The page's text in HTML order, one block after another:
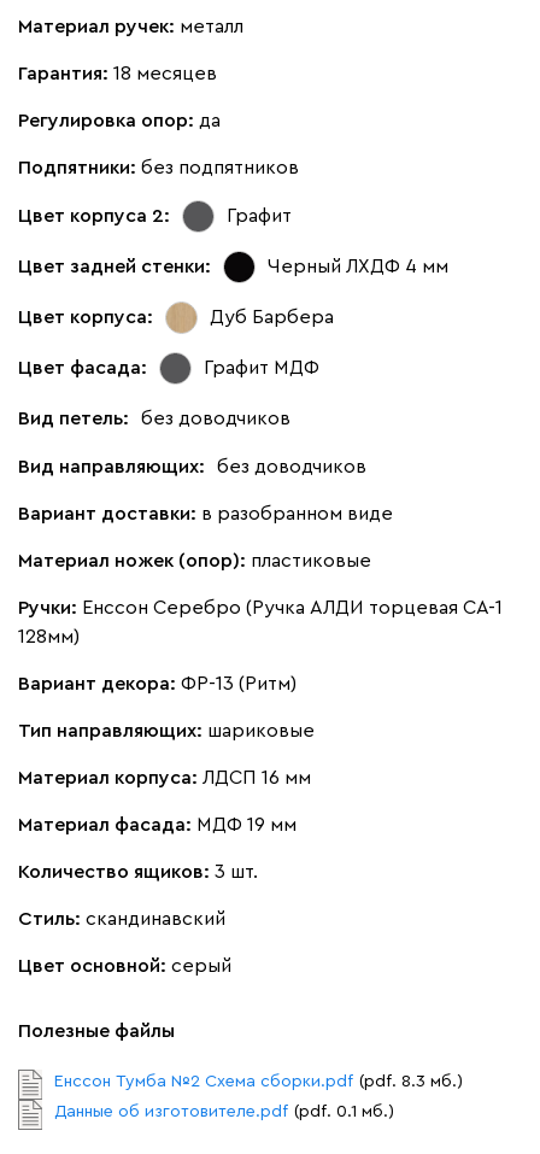
Материал ручек: металл
Гарантия: 18 месяцев
Регулировка опор: да
Подпятники: без подпятников
Цвет корпуса 2: Графит
Цвет задней стенки: Черный ЛХДФ 4 мм
Цвет корпуса: Дуб Барбера
Цвет фасада: Графит МДФ
Вид петель: без доводчиков
Вид направляющих: без доводчиков
Вариант доставки: в разобранном виде
Материал ножек (опор): пластиковые
Ручки: Енссон Серебро (Ручка АЛДИ торцевая CA-1
128мм)
Вариант декора: ФР-13 (Ритм)
Тип направляющих: шариковые
Материал корпуса: ЛДСП 16 мм
Материал фасада: МДФ 19 мм
Количество ящиков: 3 шт.
Стиль: скандинавский
Цвет основной: серый
Полезные файлы
Енссон Тумба №2 Схема сборки.pdf (pdf. 8.3 мб.)
Данные об изготовителе.pdf (pdf. 0.1 мб.)